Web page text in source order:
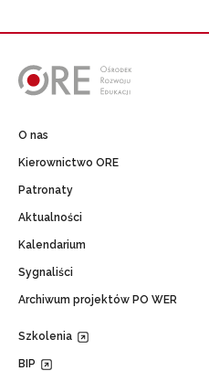
O nas
Kierownictwo ORE
Patronaty
Aktualności
Kalendarium
Sygnaliści
Archiwum projektów PO WER
Szkolenia
BIP